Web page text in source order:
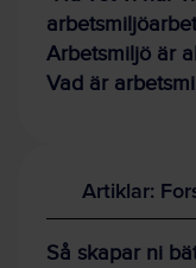
Arbetsmiljö är
Vad är
Artiklar:
Så skapar ni